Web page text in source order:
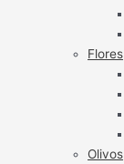
Flores
Olivos